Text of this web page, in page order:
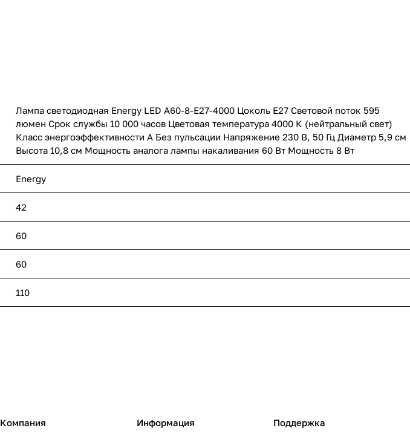
Лампа светодиодная Energy LED А60-8-E27-4000 Цоколь E27 Световой поток 595
люмен Срок службы 10 000 часов Цветовая температура 4000 К (нейтральный свет)
Класс энергоэффективности А Без пульсации Напряжение 230 В, 50 Гц Диаметр 5,9 см
Высота 10,8 см Мощность аналога лампы накаливания 60 Вт Мощность 8 Вт
Energy
42
60
60
110
Компания Информация Поддержка